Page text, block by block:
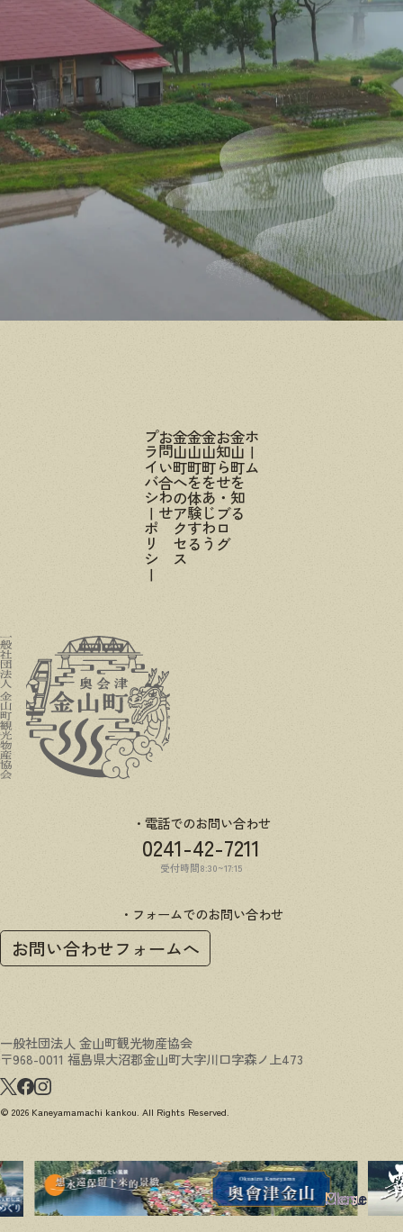
ホーム
金山町を知る
お知らせ・ブログ
金山町をあじわう
金山町を体験する
金山町へのアクセス
お問い合わせ
プライバシーポリシー
電話でのお問い合わせ
0241-42-7211
受付時間8:30~17:15
フォームでのお問い合わせ
お問い合わせフォームへ
一般社団法人 金山町観光物産協会
〒968-0011 福島県大沼郡金山町大字川口字森ノ上473
© 2026 Kaneyamamachi kankou. All Rights Reserved.
Menu
Close